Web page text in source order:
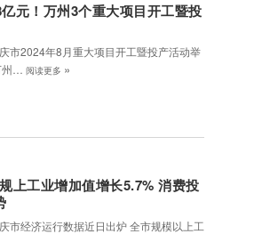
元！万州3个重大项目开工暨投
市2024年8月重大项目开工暨投产活动举
…
阅读更多 »
上工业增加值增长5.7% 消费投
市经济运行数据近日出炉 全市规模以上工